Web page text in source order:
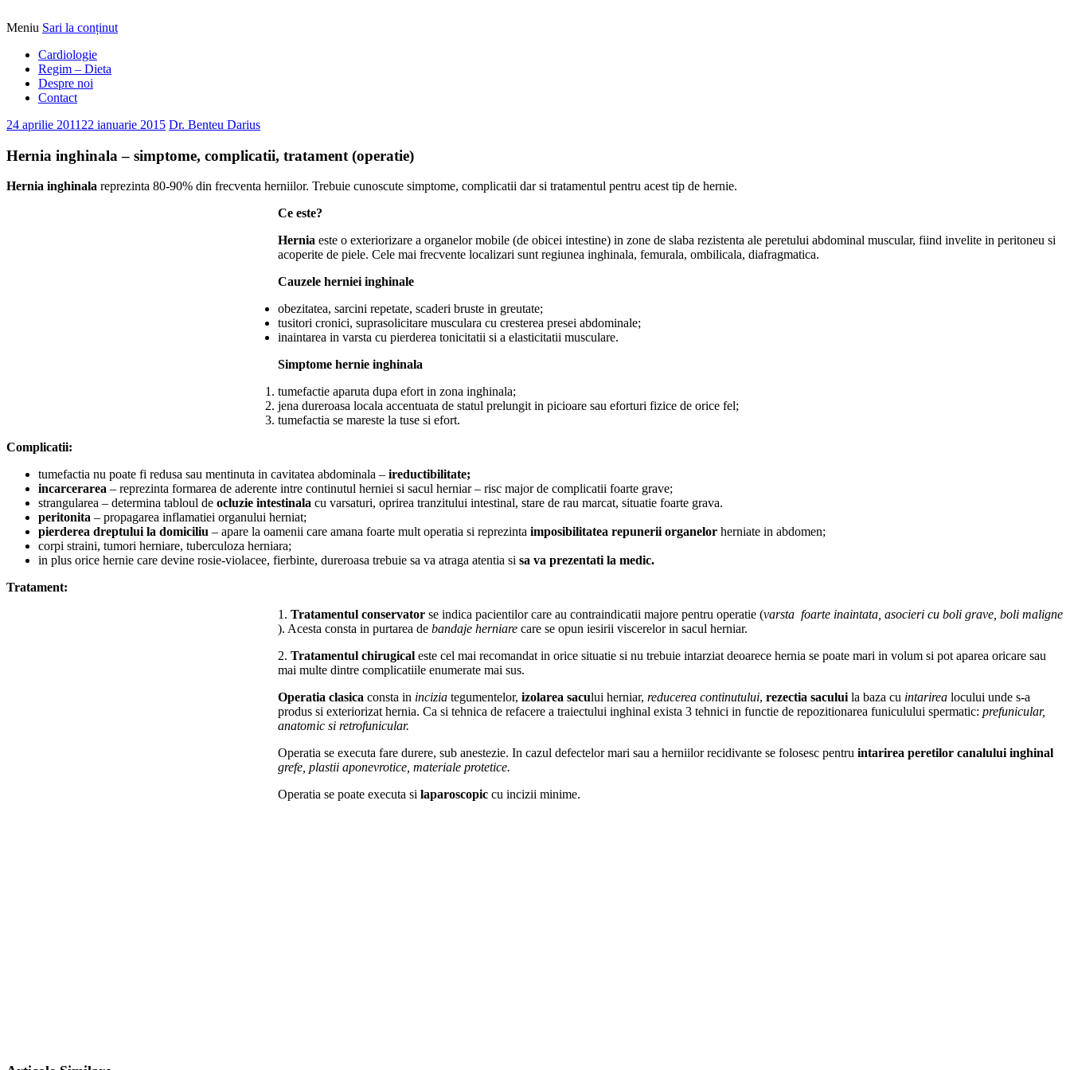
DrBendo.ro
Alimentatia sa iti fie medicatia
Meniu Sari la conținut
Cardiologie
Regim – Dieta
Despre noi
Contact
24 aprilie 2011 22 ianuarie 2015 Dr. Benteu Darius
Hernia inghinala – simptome, complicatii, tratament (operatie)
Hernia inghinala reprezinta 80-90% din frecventa herniilor. Trebuie cunoscute simptome, complicatii dar si tratamentul pentru acest tip de hernie.
Ce este?
Hernia este o exteriorizare a organelor mobile (de obicei intestine) in zone de slaba rezistenta ale peretului abdominal muscular, fiind invelite in peritoneu si
acoperite de piele. Cele mai frecvente localizari sunt regiunea inghinala, femurala, ombilicala, diafragmatica.
Cauzele herniei inghinale
obezitatea, sarcini repetate, scaderi bruste in greutate;
tusitori cronici, suprasolicitare musculara cu cresterea presei abdominale;
inaintarea in varsta cu pierderea tonicitatii si a elasticitatii musculare.
Simptome hernie inghinala
tumefactie aparuta dupa efort in zona inghinala;
jena dureroasa locala accentuata de statul prelungit in picioare sau eforturi fizice de orice fel;
tumefactia se mareste la tuse si efort.
Complicatii:
tumefactia nu poate fi redusa sau mentinuta in cavitatea abdominala – ireductibilitate;
incarcerarea – reprezinta formarea de aderente intre continutul herniei si sacul herniar – risc major de complicatii foarte grave;
strangularea – determina tabloul de ocluzie intestinala cu varsaturi, oprirea tranzitului intestinal, stare de rau marcat, situatie foarte grava.
peritonita – propagarea inflamatiei organului herniat;
pierderea dreptului la domiciliu – apare la oamenii care amana foarte mult operatia si reprezinta imposibilitatea repunerii organelor herniate in abdomen;
corpi straini, tumori herniare, tuberculoza herniara;
in plus orice hernie care devine rosie-violacee, fierbinte, dureroasa trebuie sa va atraga atentia si sa va prezentati la medic.
Tratament:
1. Tratamentul conservator se indica pacientilor care au contraindicatii majore pentru operatie (varsta foarte inaintata, asocieri cu boli grave, boli maligne
). Acesta consta in purtarea de bandaje herniare care se opun iesirii viscerelor in sacul herniar.
2. Tratamentul chirugical este cel mai recomandat in orice situatie si nu trebuie intarziat deoarece hernia se poate mari in volum si pot aparea oricare sau
mai multe dintre complicatiile enumerate mai sus.
Operatia clasica consta in incizia tegumentelor, izolarea sacului herniar, reducerea continutului, rezectia saculuila baza cu intarirea locului unde s-a
produs si exteriorizat hernia. Ca si tehnica de refacere a traiectului inghinal exista 3 tehnici in functie de repozitionarea funiculului spermatic: prefunicular,
anatomic si retrofunicular.
Operatia se executa fare durere, sub anestezie. In cazul defectelor mari sau a herniilor recidivante se folosesc pentru intarirea peretilor canalului inghinal
grefe, plastii aponevrotice, materiale protetice.
Operatia se poate executa si laparoscopic cu incizii minime.